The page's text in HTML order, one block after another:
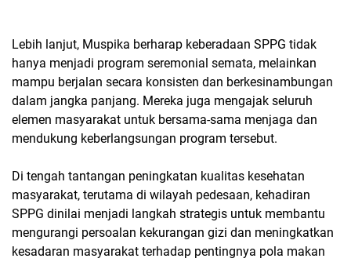
Lebih lanjut, Muspika berharap keberadaan SPPG tidak
hanya menjadi program seremonial semata, melainkan
mampu berjalan secara konsisten dan berkesinambungan
dalam jangka panjang. Mereka juga mengajak seluruh
elemen masyarakat untuk bersama-sama menjaga dan
mendukung keberlangsungan program tersebut.
Di tengah tantangan peningkatan kualitas kesehatan
masyarakat, terutama di wilayah pedesaan, kehadiran
SPPG dinilai menjadi langkah strategis untuk membantu
mengurangi persoalan kekurangan gizi dan meningkatkan
kesadaran masyarakat terhadap pentingnya pola makan